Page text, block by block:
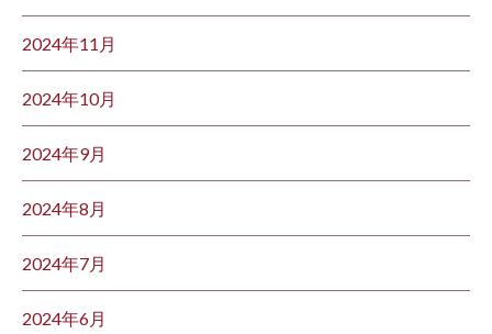
2024年11月
2024年10月
2024年9月
2024年8月
2024年7月
2024年6月